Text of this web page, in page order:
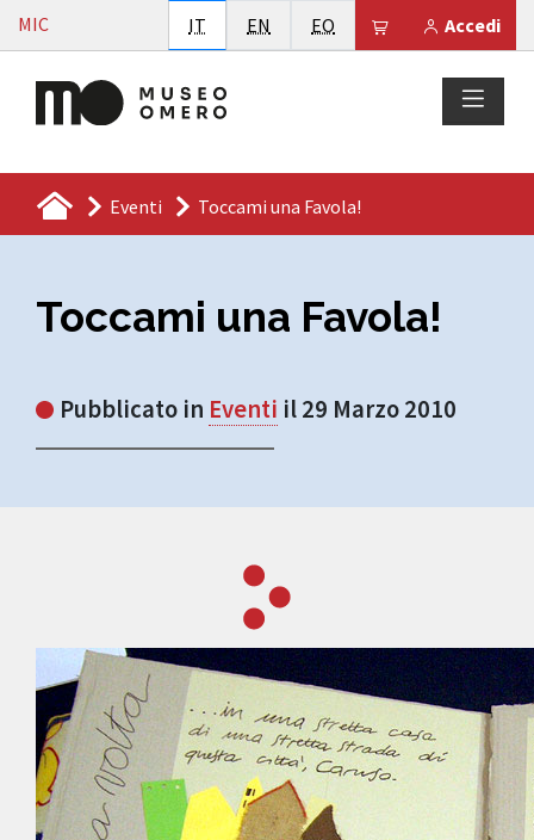
Vai al contenuto
MIC Accedi
Il tuo carrello è
IT Italiano
EN English
EO Esperanto
Eventi Toccami una Favola!
Toccami una Favola!
Pubblicato in Eventi il 29 Marzo 2010